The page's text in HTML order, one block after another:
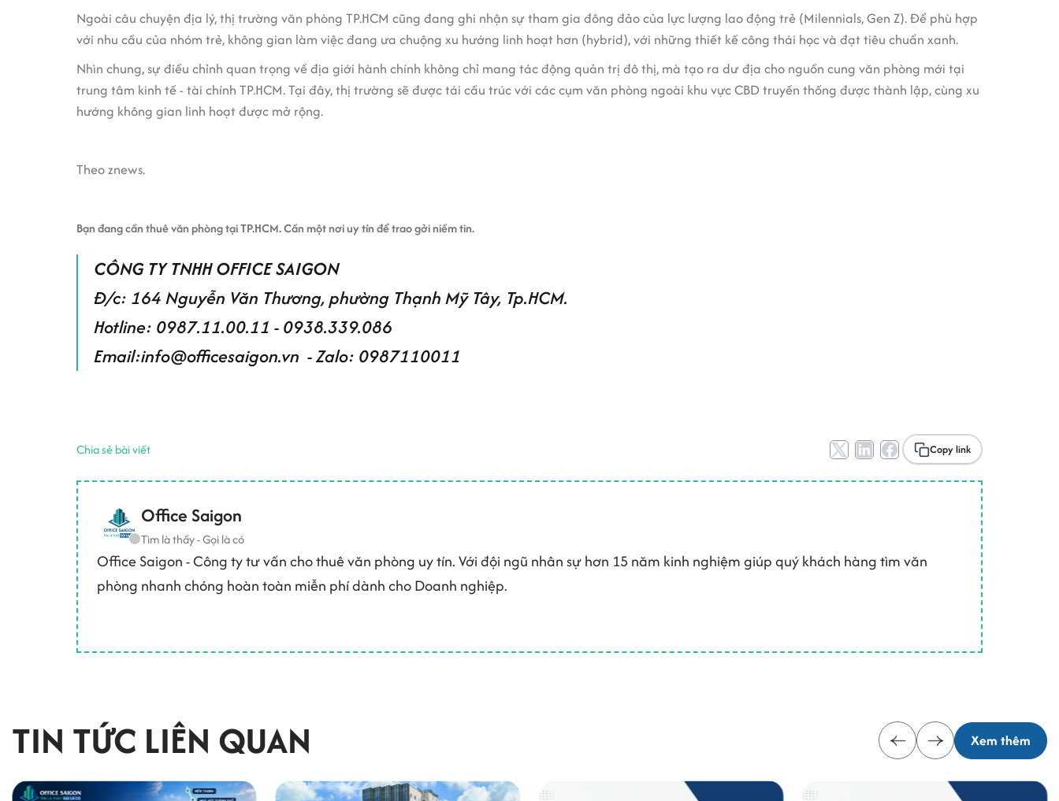
Ngoài câu chuyện địa lý, thị trường văn phòng TP.HCM cũng đang ghi nhận sự tham gia đông đảo của lực lượng lao động trẻ (Milennials, Gen Z). Để phù hợp
với nhu cầu của nhóm trẻ, không gian làm việc đang ưa chuộng xu hướng linh hoạt hơn (hybrid), với những thiết kế công thái học và đạt tiêu chuẩn xanh.
Nhìn chung, sự điều chỉnh quan trọng về địa giới hành chính không chỉ mang tác động quản trị đô thị, mà tạo ra dư địa cho nguồn cung văn phòng mới tại
trung tâm kinh tế - tài chính TP.HCM. Tại đây, thị trường sẽ được tái cấu trúc với các cụm văn phòng ngoài khu vực CBD truyền thống được thành lập, cùng xu
hướng không gian linh hoạt được mở rộng.
Theo znews.
Bạn đang cần thuê văn phòng tại TP.HCM. Cần một nơi uy tín để trao gởi niềm tin.
CÔNG TY TNHH OFFICE SAIGON
Đ/c: 164 Nguyễn Văn Thương, phường Thạnh Mỹ Tây, Tp.HCM.
Hotline: 0987.11.00.11 - 0938.339.086
Email:info@officesaigon.vn - Zalo: 0987110011
Chia sẻ bài viết Copy link
Office Saigon
Tìm là thấy - Gọi là có
Office Saigon - Công ty tư vấn cho thuê văn phòng uy tín. Với đội ngũ nhân sự hơn 15 năm kinh nghiệm giúp quý khách hàng tìm văn
phòng nhanh chóng hoàn toàn miễn phí dành cho Doanh nghiệp.
TIN TỨC LIÊN QUAN Xem thêm